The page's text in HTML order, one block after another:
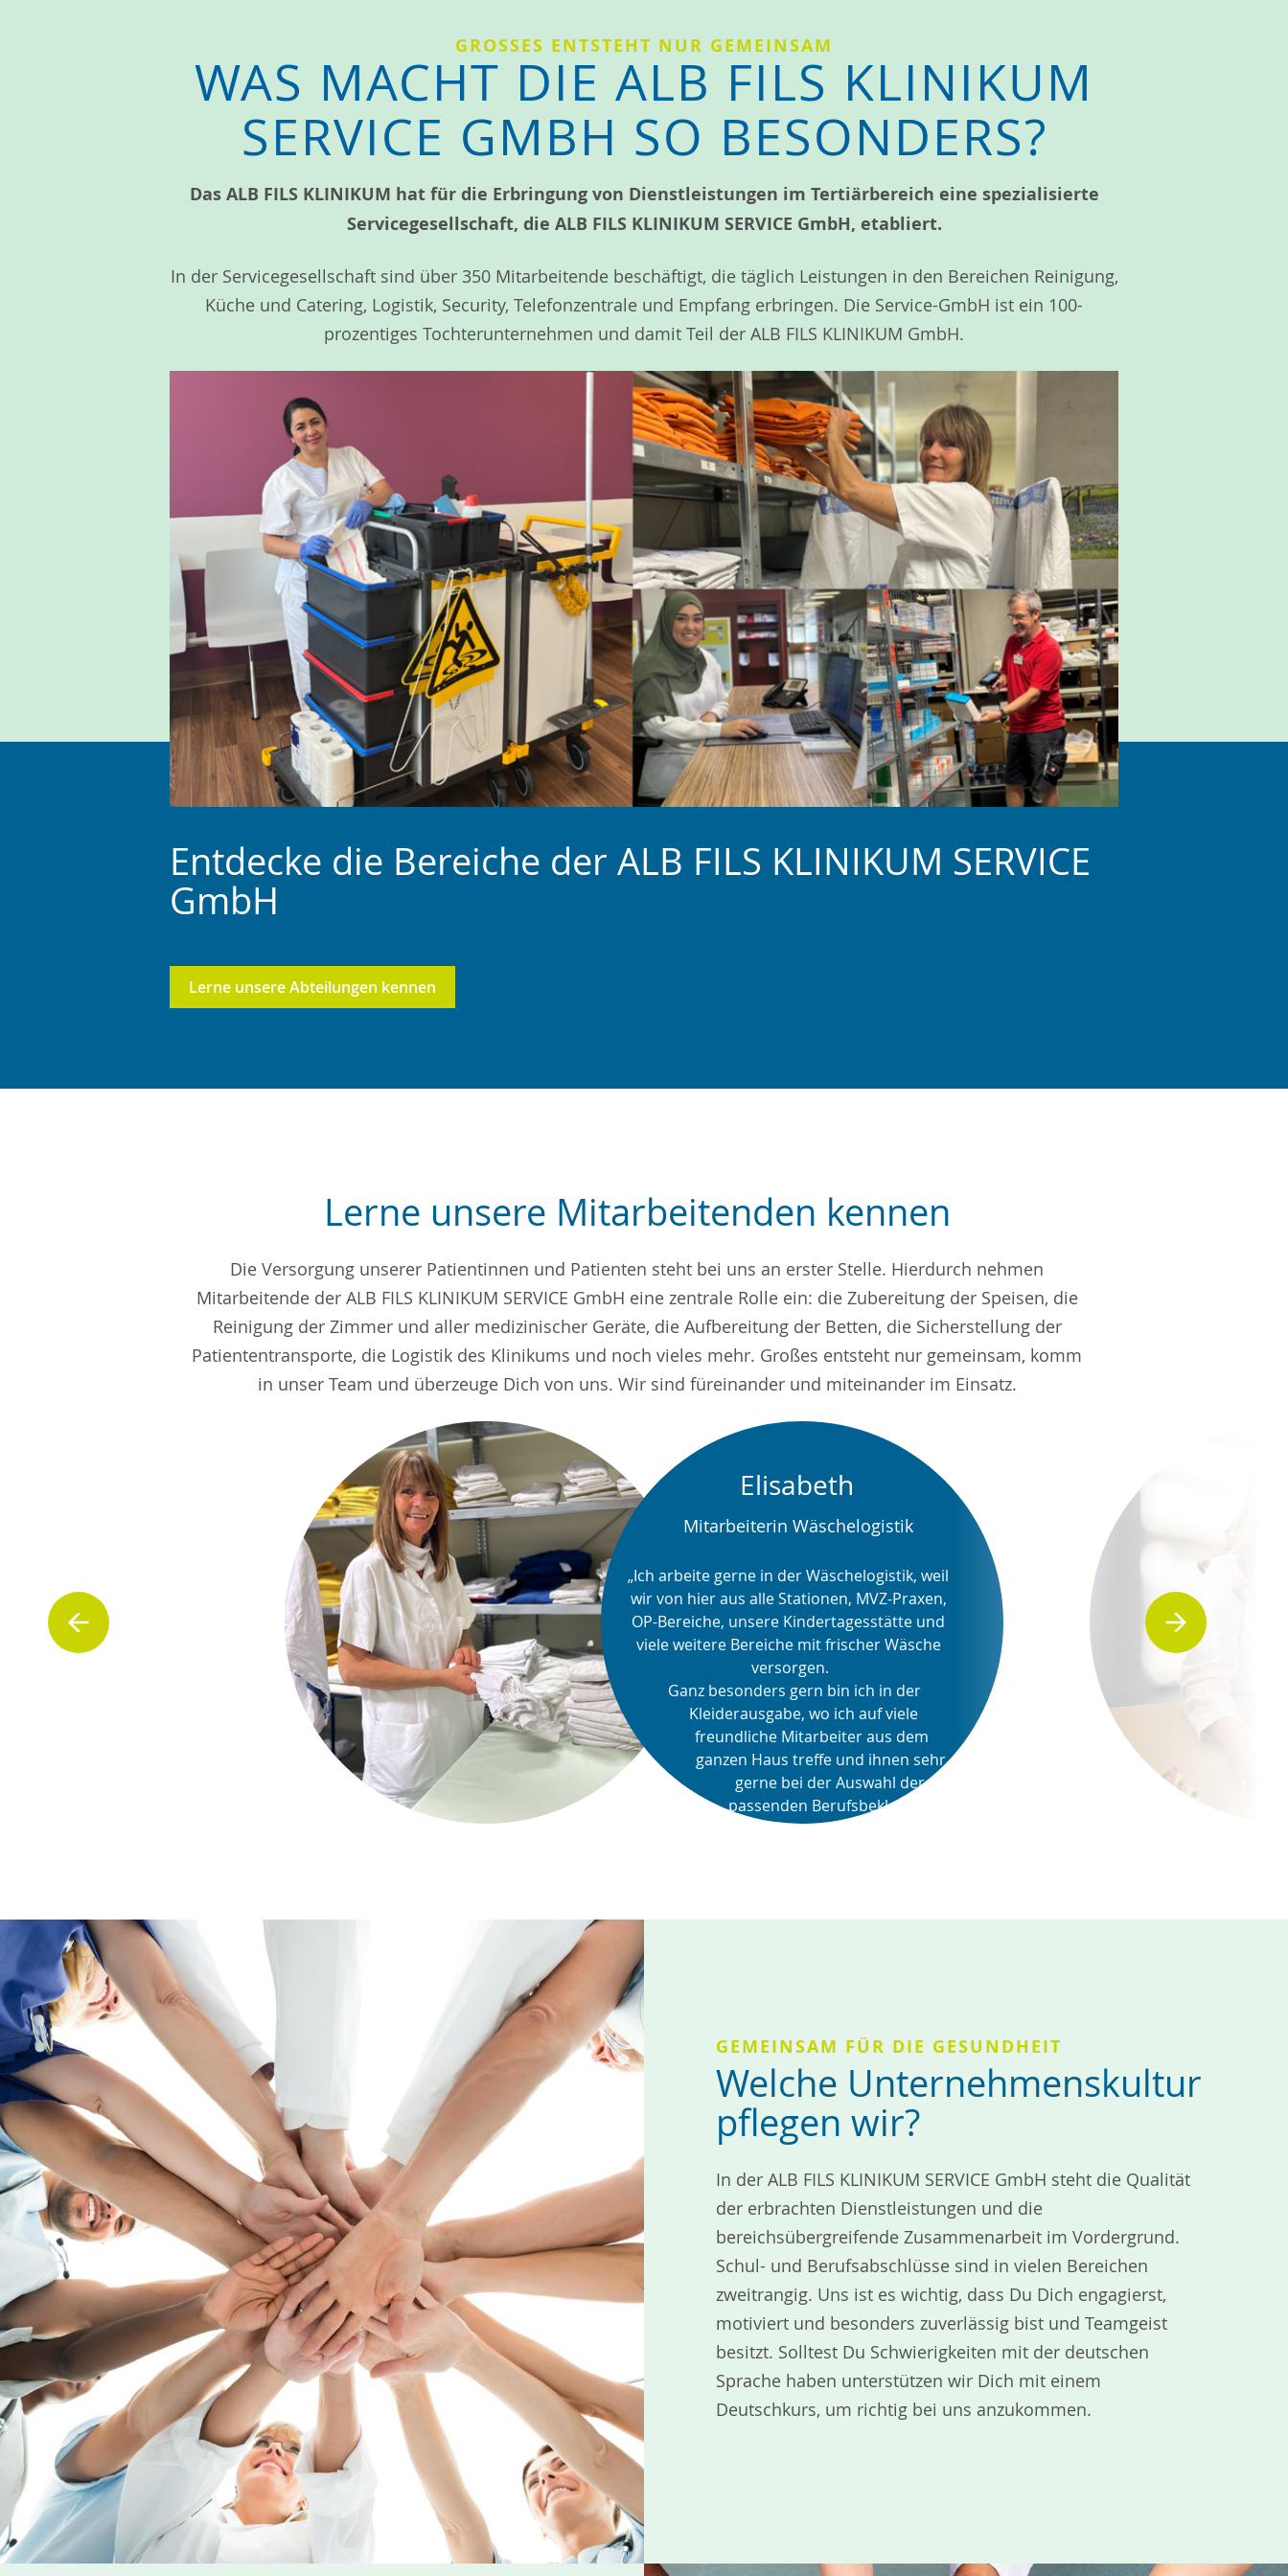
GROSSES ENTSTEHT NUR GEMEINSAM
WAS MACHT DIE ALB FILS KLINIKUM
SERVICE GMBH SO BESONDERS?
Das ALB FILS KLINIKUM hat für die Erbringung von Dienstleistungen im Tertiärbereich eine spezialisierte
Servicegesellschaft, die ALB FILS KLINIKUM SERVICE GmbH, etabliert.
In der Servicegesellschaft sind über 350 Mitarbeitende beschäftigt, die täglich Leistungen in den Bereichen Reinigung,
Küche und Catering, Logistik, Security, Telefonzentrale und Empfang erbringen. Die Service-GmbH ist ein 100-
prozentiges Tochterunternehmen und damit Teil der ALB FILS KLINIKUM GmbH.
Entdecke die Bereiche der ALB FILS KLINIKUM SERVICE
GmbH
Lerne unsere Abteilungen kennen
Lerne unsere Mitarbeitenden kennen
Die Versorgung unserer Patientinnen und Patienten steht bei uns an erster Stelle. Hierdurch nehmen
Mitarbeitende der ALB FILS KLINIKUM SERVICE GmbH eine zentrale Rolle ein: die Zubereitung der Speisen, die
Reinigung der Zimmer und aller medizinischer Geräte, die Aufbereitung der Betten, die Sicherstellung der
Patiententransporte, die Logistik des Klinikums und noch vieles mehr. Großes entsteht nur gemeinsam, komm
in unser Team und überzeuge Dich von uns. Wir sind füreinander und miteinander im Einsatz.
Elisabeth
Mitarbeiterin Wäschelogistik
„Ich arbeite gerne in der Wäschelogistik, weil
wir von hier aus alle Stationen, MVZ-Praxen,
OP-Bereiche, unsere Kindertagesstätte und
viele weitere Bereiche mit frischer Wäsche
versorgen.
Ganz besonders gern bin ich in der
Kleiderausgabe, wo ich auf viele
freundliche Mitarbeiter aus dem
ganzen Haus treffe und ihnen sehr
gerne bei der Auswahl der
passenden Berufsbekleidung
helfe.
GEMEINSAM FÜR DIE GESUNDHEIT
Welche Unternehmenskultur
pflegen wir?
In der ALB FILS KLINIKUM SERVICE GmbH steht die Qualität
der erbrachten Dienstleistungen und die
bereichsübergreifende Zusammenarbeit im Vordergrund.
Schul- und Berufsabschlüsse sind in vielen Bereichen
zweitrangig. Uns ist es wichtig, dass Du Dich engagierst,
motiviert und besonders zuverlässig bist und Teamgeist
besitzt. Solltest Du Schwierigkeiten mit der deutschen
Sprache haben unterstützen wir Dich mit einem
Deutschkurs, um richtig bei uns anzukommen.